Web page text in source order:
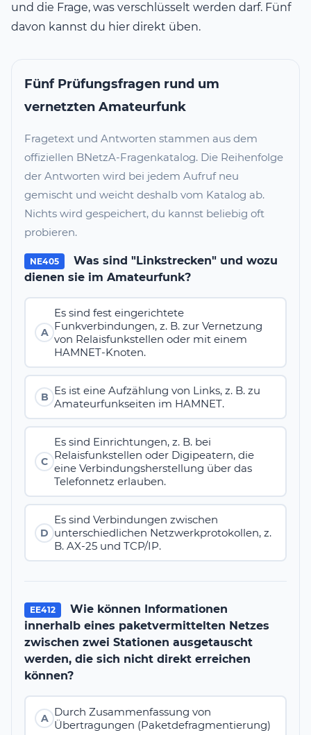
und die Frage, was verschlüsselt werden darf. Fünf
davon kannst du hier direkt üben.
Fünf Prüfungsfragen rund um
vernetzten Amateurfunk
Fragetext und Antworten stammen aus dem
offiziellen BNetzA-Fragenkatalog. Die Reihenfolge
der Antworten wird bei jedem Aufruf neu
gemischt und weicht deshalb vom Katalog ab.
Nichts wird gespeichert, du kannst beliebig oft
probieren.
NE405
Was sind "Linkstrecken" und wozu
dienen sie im Amateurfunk?
A
Es sind fest eingerichtete
Funkverbindungen, z. B. zur Vernetzung
von Relaisfunkstellen oder mit einem
HAMNET-Knoten.
B
Es ist eine Aufzählung von Links, z. B. zu
Amateurfunkseiten im HAMNET.
C
Es sind Einrichtungen, z. B. bei
Relaisfunkstellen oder Digipeatern, die
eine Verbindungsherstellung über das
Telefonnetz erlauben.
D
Es sind Verbindungen zwischen
unterschiedlichen Netzwerkprotokollen, z.
B. AX-25 und TCP/IP.
EE412
Wie können Informationen
innerhalb eines paketvermittelten Netzes
zwischen zwei Stationen ausgetauscht
werden, die sich nicht direkt erreichen
können?
A Durch Zusammenfassung von
Übertragungen (Paketdefragmentierung)